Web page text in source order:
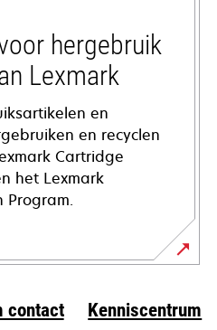
hergebruik
Lexmark
en
en recyclen
Cartridge
het Lexmark
Program.
contact
Kenniscentrum